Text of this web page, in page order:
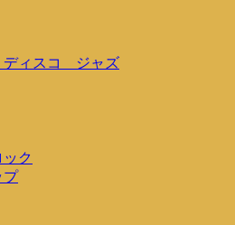
ィスコ ジャズ
ク